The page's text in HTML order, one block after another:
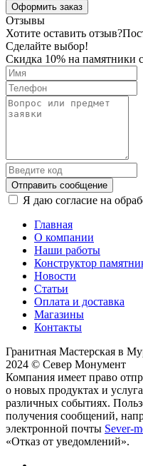
Оформить заказ
Отзывы
Хотите оставить отзыв?
Сделайте выбор!
Скидка 10% на памятники
Отправить сообщение
Я даю согласие на
Главная
О компании
Наши работы
Конструктор
Новости
Статьи
Оплата и доставка
Магазины
Контакты
Гранитная Мастерская в
2024 © Север Монумент
Компания имеет право
о новых продуктах и
различных событиях.
получения сообщений,
электронной почты Sever-
«Отказ от уведомлений».